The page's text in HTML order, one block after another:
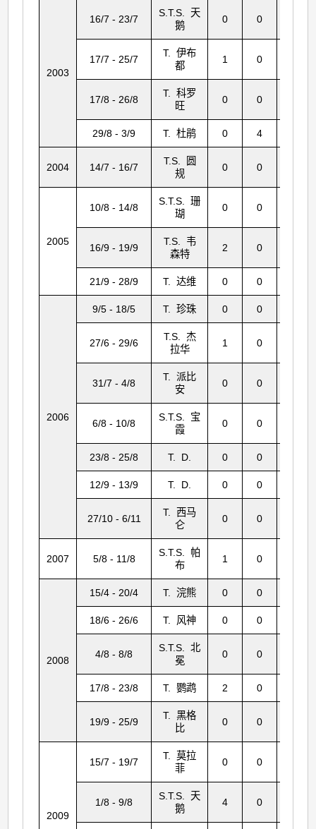
2003
16/7 - 23/7
S.T.S. 天
鹅
0 0
17/7 - 25/7
T. 伊布
都
1 0
17/8 - 26/8
T. 科罗
旺
0 0
29/8 - 3/9 T. 杜鹃 0 4
2004 14/7 - 16/7
T.S. 圆
规
0 0
2005
10/8 - 14/8
S.T.S. 珊
瑚
0 0
16/9 - 19/9
T.S. 韦
森特
2 0
21/9 - 28/9 T. 达维 0 0
2006
9/5 - 18/5 T. 珍珠 0 0
27/6 - 29/6
T.S. 杰
拉华
1 0
31/7 - 4/8
T. 派比
安
0 0
6/8 - 10/8
S.T.S. 宝
霞
0 0
23/8 - 25/8 T. D. 0 0
12/9 - 13/9 T. D. 0 0
27/10 - 6/11
T. 西马
仑
0 0
2007 5/8 - 11/8
S.T.S. 帕
布
1 0
2008
15/4 - 20/4 T. 浣熊 0 0
18/6 - 26/6 T. 风神 0 0
4/8 - 8/8
S.T.S. 北
冕
0 0
17/8 - 23/8 T. 鹦鹉 2 0
19/9 - 25/9
T. 黑格
比
0 0
2009
15/7 - 19/7
T. 莫拉
菲
0 0
1/8 - 9/8
S.T.S. 天
鹅
4 0